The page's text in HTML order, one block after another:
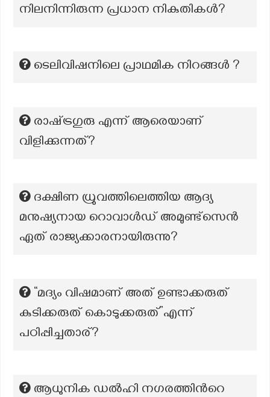
നിലനിന്നിരുന്ന പ്രധാന നികുതികൾ?
ടെലിവിഷനിലെ പ്രാഥമിക നിറങ്ങൾ ?
രാഷ്‍ട്രഗുരു എന്ന് ആരെയാണ്
വിളിക്കുന്നത്?
ദക്ഷിണ ധ്രുവത്തിലെത്തിയ ആദ്യ
മനുഷ്യനായ റൊവാൾഡ് അമുണ്ട്സെൻ
ഏത് രാജ്യക്കാരനായിരുന്നു?
“മദ്യം വിഷമാണ് അത് ഉണ്ടാക്കരുത്
കുടിക്കരുത് കൊടുക്കരുത്”എന്ന്
പഠിപ്പിച്ചതാര്?
ആധുനിക ഡൽഹി നഗരത്തിൻറെ